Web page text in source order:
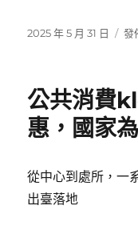
發
2025 年 5 月 31 日
在
今
夏
#
優
發
公共消費
惠，國家
從中心到處所，一
出臺落地